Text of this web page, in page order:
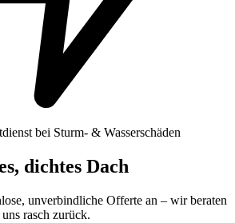
bei Sturm- & Wasserschäden
dichtes Dach
unverbindliche Offerte an – wir beraten
rasch zurück.